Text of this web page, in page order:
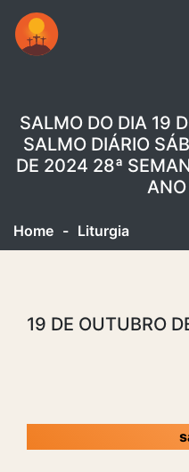
SALMO DO DIA 19
SALMO DIÁRIO
DE 2024 28ª
ANO
Home - Liturgia
19 DE OUTUBRO